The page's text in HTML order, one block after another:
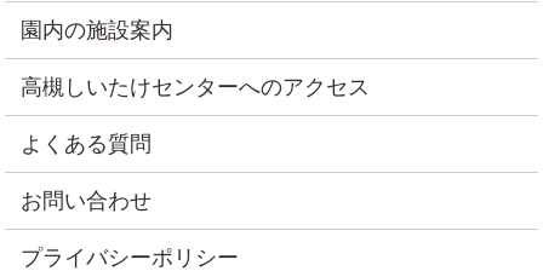
園内の施設案内
高槻しいたけセンターへのアクセス
よくある質問
お問い合わせ
プライバシーポリシー